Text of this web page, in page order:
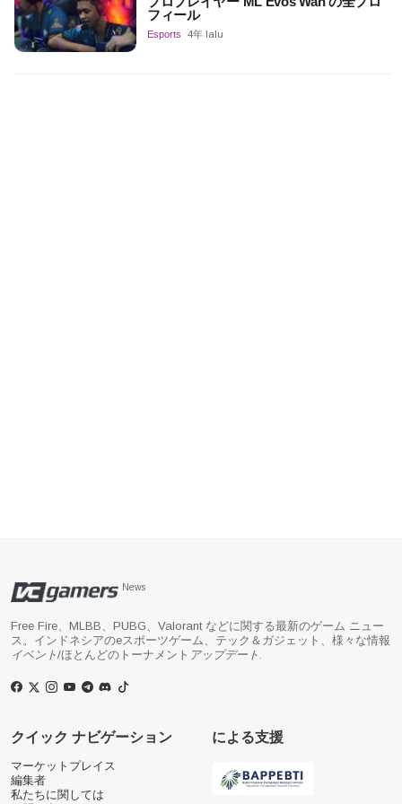
フィール
Esports 4年 lalu
News
Free Fire、MLBB、PUBG、Valorant などに関する最新のゲーム ニュー
ス。インドネシアのeスポーツゲーム、テック＆ガジェット、様々な情報
イベント/ほとんどのトーナメント アップデート .
クイック ナビゲーション
マーケットプレイス
編集者
私たちに関しては
による支援